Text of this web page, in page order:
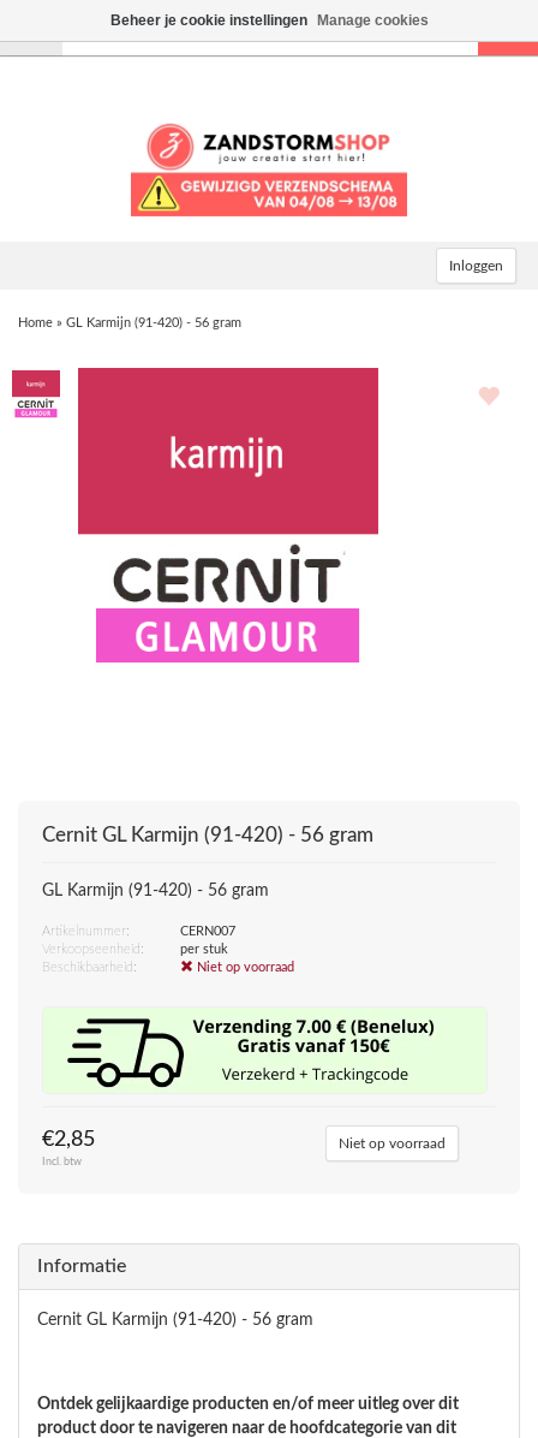
Inloggen
Home » GL Karmijn (91-420) - 56 gram
Cernit GL Karmijn (91-420) - 56 gram
GL Karmijn (91-420) - 56 gram
Artikelnummer:
CERN007
Verkoopseenheid:
per stuk
Beschikbaarheid:
Niet op voorraad
€2,85
Incl. btw
Niet op voorraad
Informatie
Cernit GL Karmijn (91-420) - 56 gram
Ontdek gelijkaardige producten en/of meer uitleg over dit
product door te navigeren naar de hoofdcategorie van dit
Beheer je cookie instellingen Manage cookies